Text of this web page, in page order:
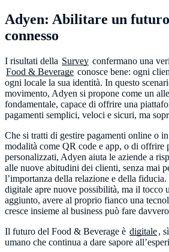
Adyen: Abilitare un
connesso
I risultati della Survey confermano una
Food & Beverage conosce bene: ogni
ogni locale la sua identità. In questo
movimento, Adyen si propone come un
fondamentale, capace di offrire una
pagamenti semplici, veloci e sicuri, ma
Che si tratti di gestire pagamenti online o
modalità come QR code e app, o di offrire
personalizzati, Adyen aiuta le aziende a
alle nuove abitudini dei clienti, senza mai
l’importanza della relazione e della
digitale apre nuove possibilità, ma il tocco
aggiunto, avere al proprio fianco una
cresce insieme al business può fare
Il futuro del Food & Beverage è digitale,
umano che continua a dare sapore